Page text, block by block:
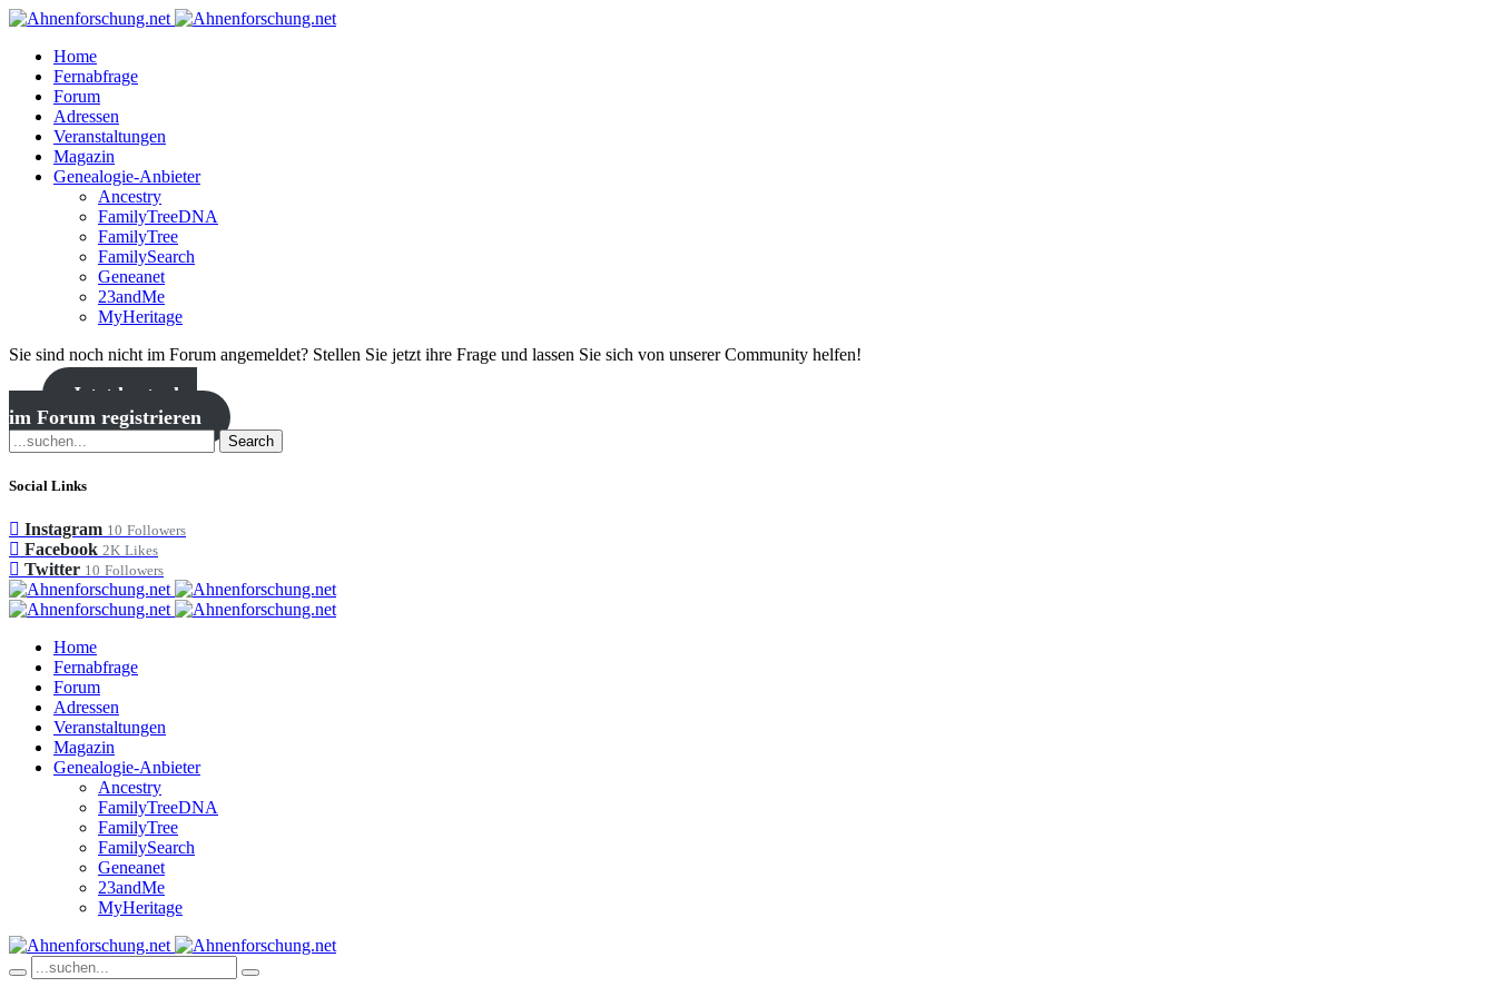
Home
Fernabfrage
Forum
Adressen
Veranstaltungen
Magazin
Genealogie-Anbieter
Ancestry
FamilyTreeDNA
FamilyTree
FamilySearch
Geneanet
23andMe
MyHeritage
Sie sind noch nicht im Forum angemeldet? Stellen Sie jetzt ihre Frage und lassen Sie sich von unserer Community helfen!
Jetzt kostenlos
im Forum registrieren
Search
Social Links
Instagram 10 Followers
Facebook 2K Likes
Twitter 10 Followers
Home
Fernabfrage
Forum
Adressen
Veranstaltungen
Magazin
Genealogie-Anbieter
Ancestry
FamilyTreeDNA
FamilyTree
FamilySearch
Geneanet
23andMe
MyHeritage